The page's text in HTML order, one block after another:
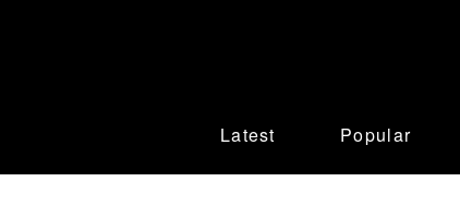
Latest Popular